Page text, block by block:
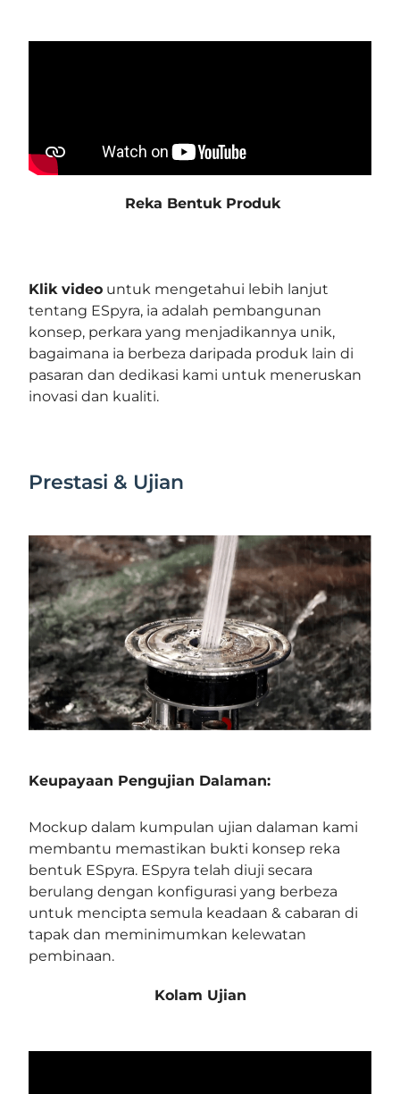
Reka Bentuk Produk
Klik video untuk mengetahui lebih lanjut
tentang ESpyra, ia adalah pembangunan
konsep, perkara yang menjadikannya unik,
bagaimana ia berbeza daripada produk lain di
pasaran dan dedikasi kami untuk meneruskan
inovasi dan kualiti.
Prestasi & Ujian
Keupayaan Pengujian Dalaman:
Mockup dalam kumpulan ujian dalaman kami
membantu memastikan bukti konsep reka
bentuk ESpyra. ESpyra telah diuji secara
berulang dengan konfigurasi yang berbeza
untuk mencipta semula keadaan & cabaran di
tapak dan meminimumkan kelewatan
pembinaan.
Kolam Ujian